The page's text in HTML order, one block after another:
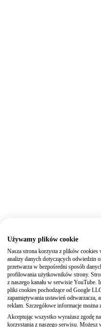
Używamy plików cookie
Nasza strona korzysta z plików cookies
analizy danych dotyczących odwiedzin
przetwarza w bezpośredni sposób
profilowania użytkowników strony.
z naszego kanału w serwisie YouTube.
pliki cookies pochodzące od Google
zapamiętywania ustawień odtwarzacza,
reklam. Szczegółowe informacje można
Akceptując wszystko wyrażasz zgodę
korzystania z naszego serwisu.